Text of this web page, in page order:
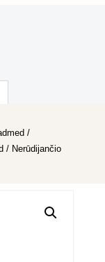
/
/ Nerūdijančio